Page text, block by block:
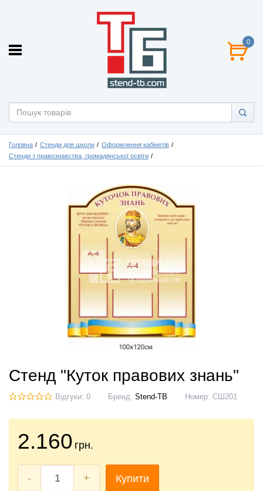
0
Головна Стенди для школи
Оформлення кабінетів
Стенди з правознавства, громадянської освіти
Стенд "Куток правових знань"
Відгуки: 0 Бренд: Stend-TB Номер: СШ201
2.160 грн.
- + Купити